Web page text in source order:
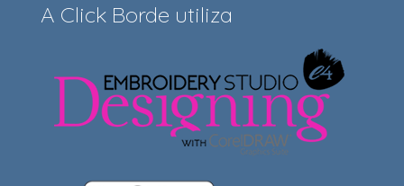
A Click Borde utiliza